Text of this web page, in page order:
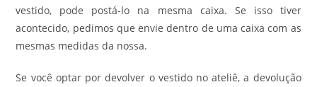
vestido, pode postá-lo na mesma caixa. Se isso tiver
acontecido, pedimos que envie dentro de uma caixa com as
mesmas medidas da nossa.
Se você optar por devolver o vestido no ateliê, a devolução